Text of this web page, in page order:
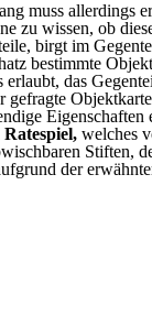
muss allerdings
zu wissen, ob
birgt im
bestimmte
das
welches
Stiften,
der